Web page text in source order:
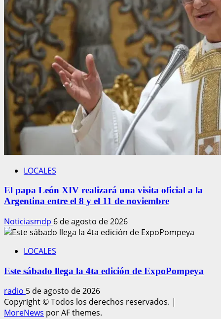
LOCALES
El papa León XIV realizará una visita oficial a la
Argentina entre el 8 y el 11 de noviembre
Noticiasmdp 6 de agosto de 2026
LOCALES
Este sábado llega la 4ta edición de ExpoPompeya
radio 5 de agosto de 2026
Copyright © Todos los derechos reservados. |
MoreNews por AF themes.